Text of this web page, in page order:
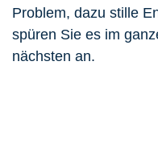
Problem, dazu stille
spüren Sie es im
nächsten an.